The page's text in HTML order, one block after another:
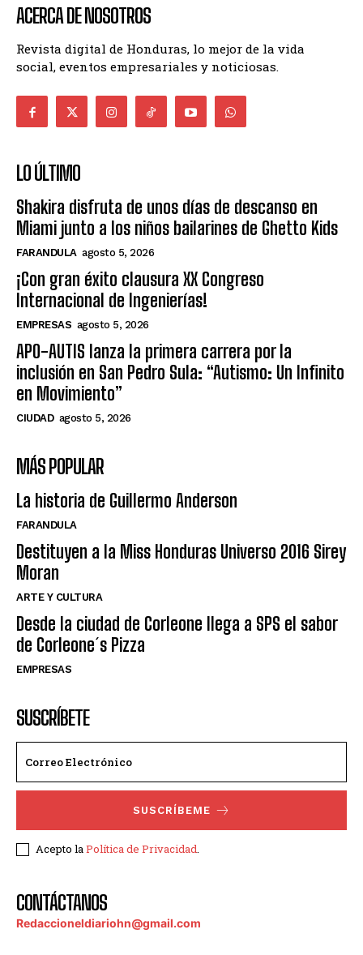
ACERCA DE NOSOTROS
Revista digital de Honduras, lo mejor de la vida
social, eventos empresariales y noticiosas.
LO ÚLTIMO
Shakira disfruta de unos días de descanso en
Miami junto a los niños bailarines de Ghetto Kids
FARANDULA agosto 5, 2026
¡Con gran éxito clausura XX Congreso
Internacional de Ingenierías!
EMPRESAS agosto 5, 2026
APO-AUTIS lanza la primera carrera por la
inclusión en San Pedro Sula: “Autismo: Un Infinito
en Movimiento”
CIUDAD agosto 5, 2026
MÁS POPULAR
La historia de Guillermo Anderson
FARANDULA
Destituyen a la Miss Honduras Universo 2016 Sirey
Moran
ARTE Y CULTURA
Desde la ciudad de Corleone llega a SPS el sabor
de Corleone´s Pizza
EMPRESAS
SUSCRÍBETE
SUSCRÍBEME
Acepto la Política de Privacidad
CONTÁCTANOS
Redaccioneldiariohn@gmail.com